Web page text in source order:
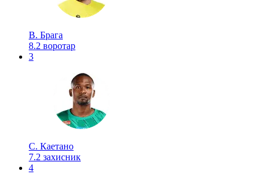
В. Брага
8.2 воротар
3
С. Каетано
7.2 захисник
4